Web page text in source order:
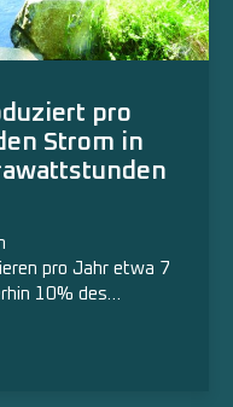
pro
Strom in
pro Jahr etwa 7
10% des…